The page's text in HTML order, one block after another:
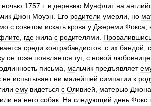
ночью 1757 г. в деревню Мунфлит на
Джон Моуэн Его родители умерли но
с советом искать крова у Джереми Фокса
где жила с родителями Провалившись
среди контрабандистов: с их бандой
он тоже появляется тут, с новой
письма мальчик предъявляет
не испытывает ни малейшей симпатии к
ему видеться с Оливией матерью Джона
на него собак На следующий день Фокс